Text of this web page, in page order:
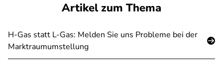
Artikel zum Thema
H-Gas statt L-Gas: Melden Sie uns Probleme bei der
Marktraumumstellung